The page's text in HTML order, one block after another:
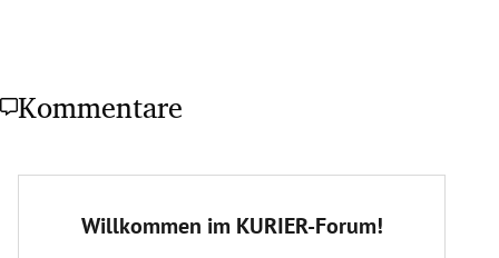
Kommentare